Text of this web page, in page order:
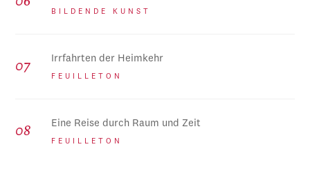
BILDENDE KUNST
Irrfahrten der Heimkehr
FEUILLETON
Eine Reise durch Raum und Zeit
FEUILLETON